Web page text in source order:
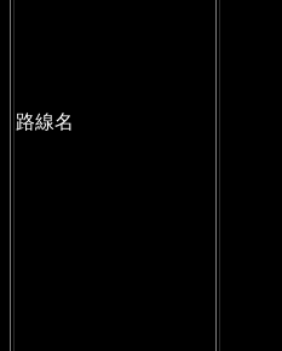
路線名